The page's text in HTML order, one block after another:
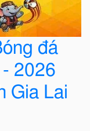
đá
2026
Gia Lai